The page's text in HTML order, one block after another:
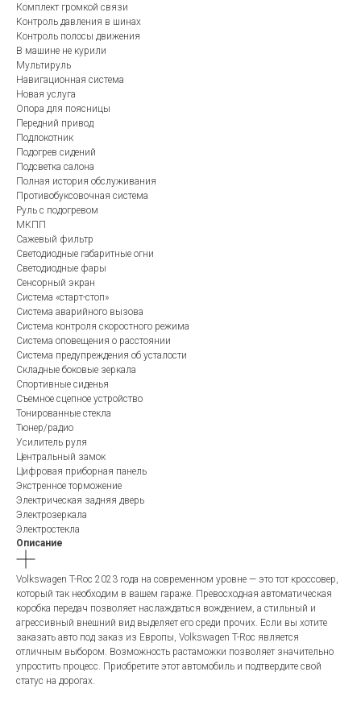
Комплект громкой связи
Контроль давления в шинах
Контроль полосы движения
В машине не курили
Мультируль
Навигационная система
Новая услуга
Опора для поясницы
Передний привод
Подлокотник
Подогрев сидений
Подсветка салона
Полная история обслуживания
Противобуксовочная система
Руль с подогревом
МКПП
Сажевый фильтр
Светодиодные габаритные огни
Светодиодные фары
Сенсорный экран
Система «старт-стоп»
Система аварийного вызова
Система контроля скоростного режима
Система оповещения о расстоянии
Система предупреждения об усталости
Складные боковые зеркала
Спортивные сиденья
Съемное сцепное устройство
Тонированные стекла
Тюнер/радио
Усилитель руля
Центральный замок
Цифровая приборная панель
Экстренное торможение
Электрическая задняя дверь
Электрозеркала
Электростекла
Описание
Volkswagen T-Roc 2023 года на современном уровне — это тот кроссовер,
который так необходим в вашем гараже. Превосходная автоматическая
коробка передач позволяет наслаждаться вождением, а стильный и
агрессивный внешний вид выделяет его среди прочих. Если вы хотите
заказать авто под заказ из Европы, Volkswagen T-Roc является
отличным выбором. Возможность растаможки позволяет значительно
упростить процесс. Приобретите этот автомобиль и подтвердите свой
статус на дорогах.